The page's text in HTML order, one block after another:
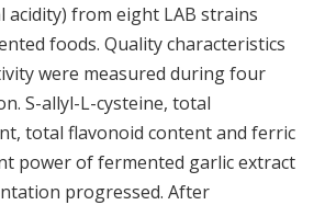
acidity) from eight LAB strains
foods. Quality characteristics
were measured during four
S-allyl-L-cysteine, total
total flavonoid content and ferric
power of fermented garlic extract
progressed. After